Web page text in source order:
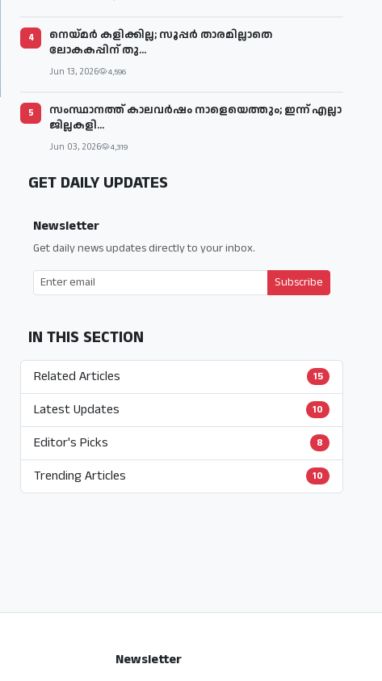
4
നെയ്മര്‍ കളിക്കില്ല; സൂപ്പര്‍ താരമില്ലാതെ
ലോകകപ്പിന് തു...
Jun 13, 2026 4,596
5
സംസ്ഥാനത്ത് കാലവര്‍ഷം നാളെയെത്തും; ഇന്ന് എല്ലാ
ജില്ലകളി...
Jun 03, 2026 4,319
GET DAILY UPDATES
Newsletter
Get daily news updates directly to your inbox.
Subscribe
IN THIS SECTION
Related Articles 15
Latest Updates 10
Editor's Picks 8
Trending Articles 10
Newsletter